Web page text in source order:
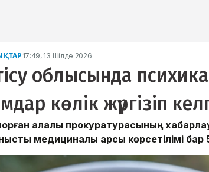
17:49, 13 Шілде 2026
облысында
көлік жүргізіп
қалалық прокуратурасының
медициналық қарсы көрсетілімі бар